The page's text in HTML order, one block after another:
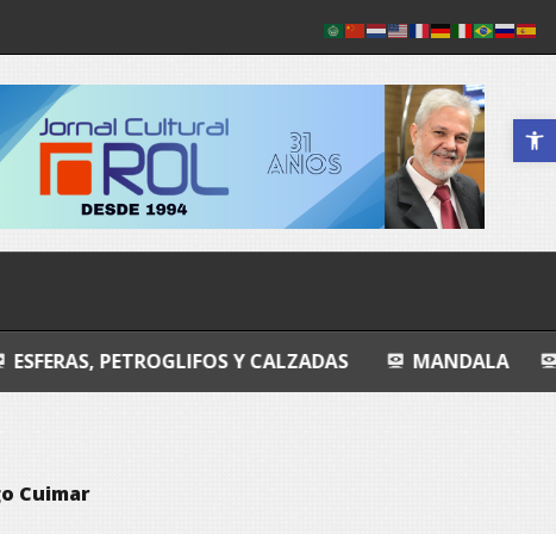
Abrir a
Y CALZADAS MANDALA ENTROPIA
Cuimar